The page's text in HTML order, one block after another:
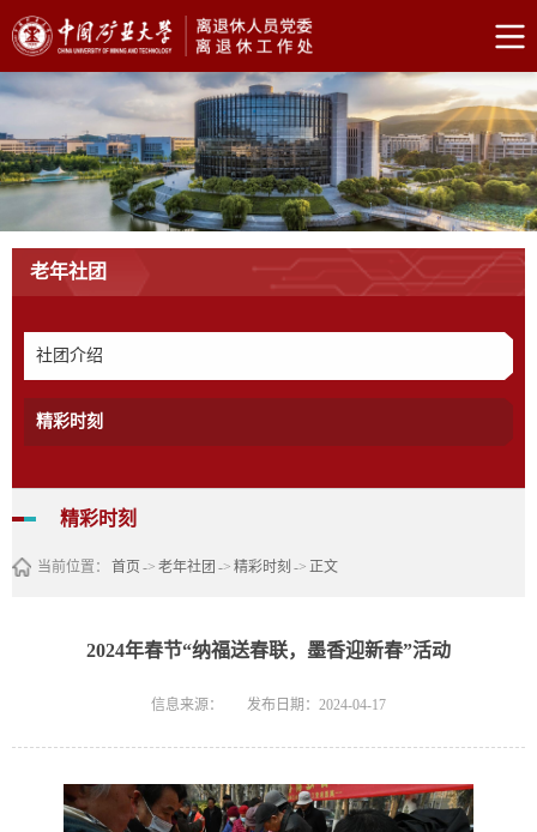
老年社团
社团介绍
精彩时刻
精彩时刻
当前位置： 首页 -> 老年社团 -> 精彩时刻 -> 正文
2024年春节“纳福送春联，墨香迎新春”活动
信息来源： 发布日期：2024-04-17